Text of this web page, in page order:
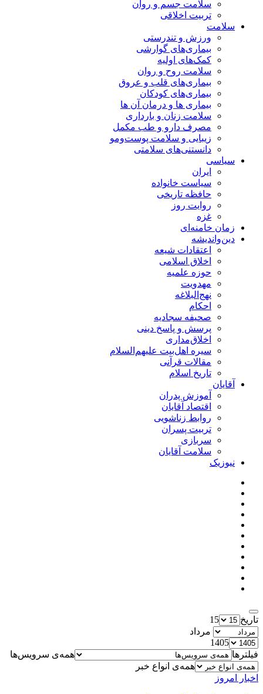
سلامت جسم و روان
تربیت اخلاقی
سلامت
ورزش و تندرستی
بیماری‌های گوارشی
کمک‌های اولیه
سلامت روح و روان
بیماری‌های قلب و عروق
بیماری‌های کودکان
بیماری ها و درمان آن ها
سلامت زنان و بارداری
مصرف دارو و طب مکمل
زیبایی و سلامت پوست‌ومو
دانستنی‌های سلامتی
سیاسی
ایران
سیاست خانواده
حافظه تاریخی
روایت روز
غزه
زمان خامنه‌ای
دین‌واندیشه
اعتقادات شیعه
اخلاق اسلامی
حوزه علمیه
مهدویت
نهج‌البلاغه
احکام
صحیفه سجادیه
پرسش و پاسخ دینی
اخلاق‌مداری
سیره اهل‌بیت علیهم‌السلام
مقالات قرآنی
تاریخ اسلام
آقایان
آموزش پدران
اقتصاد آقایان
روابط زناشویی
تربیت پسران
سربازی
سلامت آقایان
نیوزیک
تاریخ
15
مرداد
1405
فیلترها
همه‌ی سرویس‌ها
همه‌ی انواع خبر
اخبار امروز